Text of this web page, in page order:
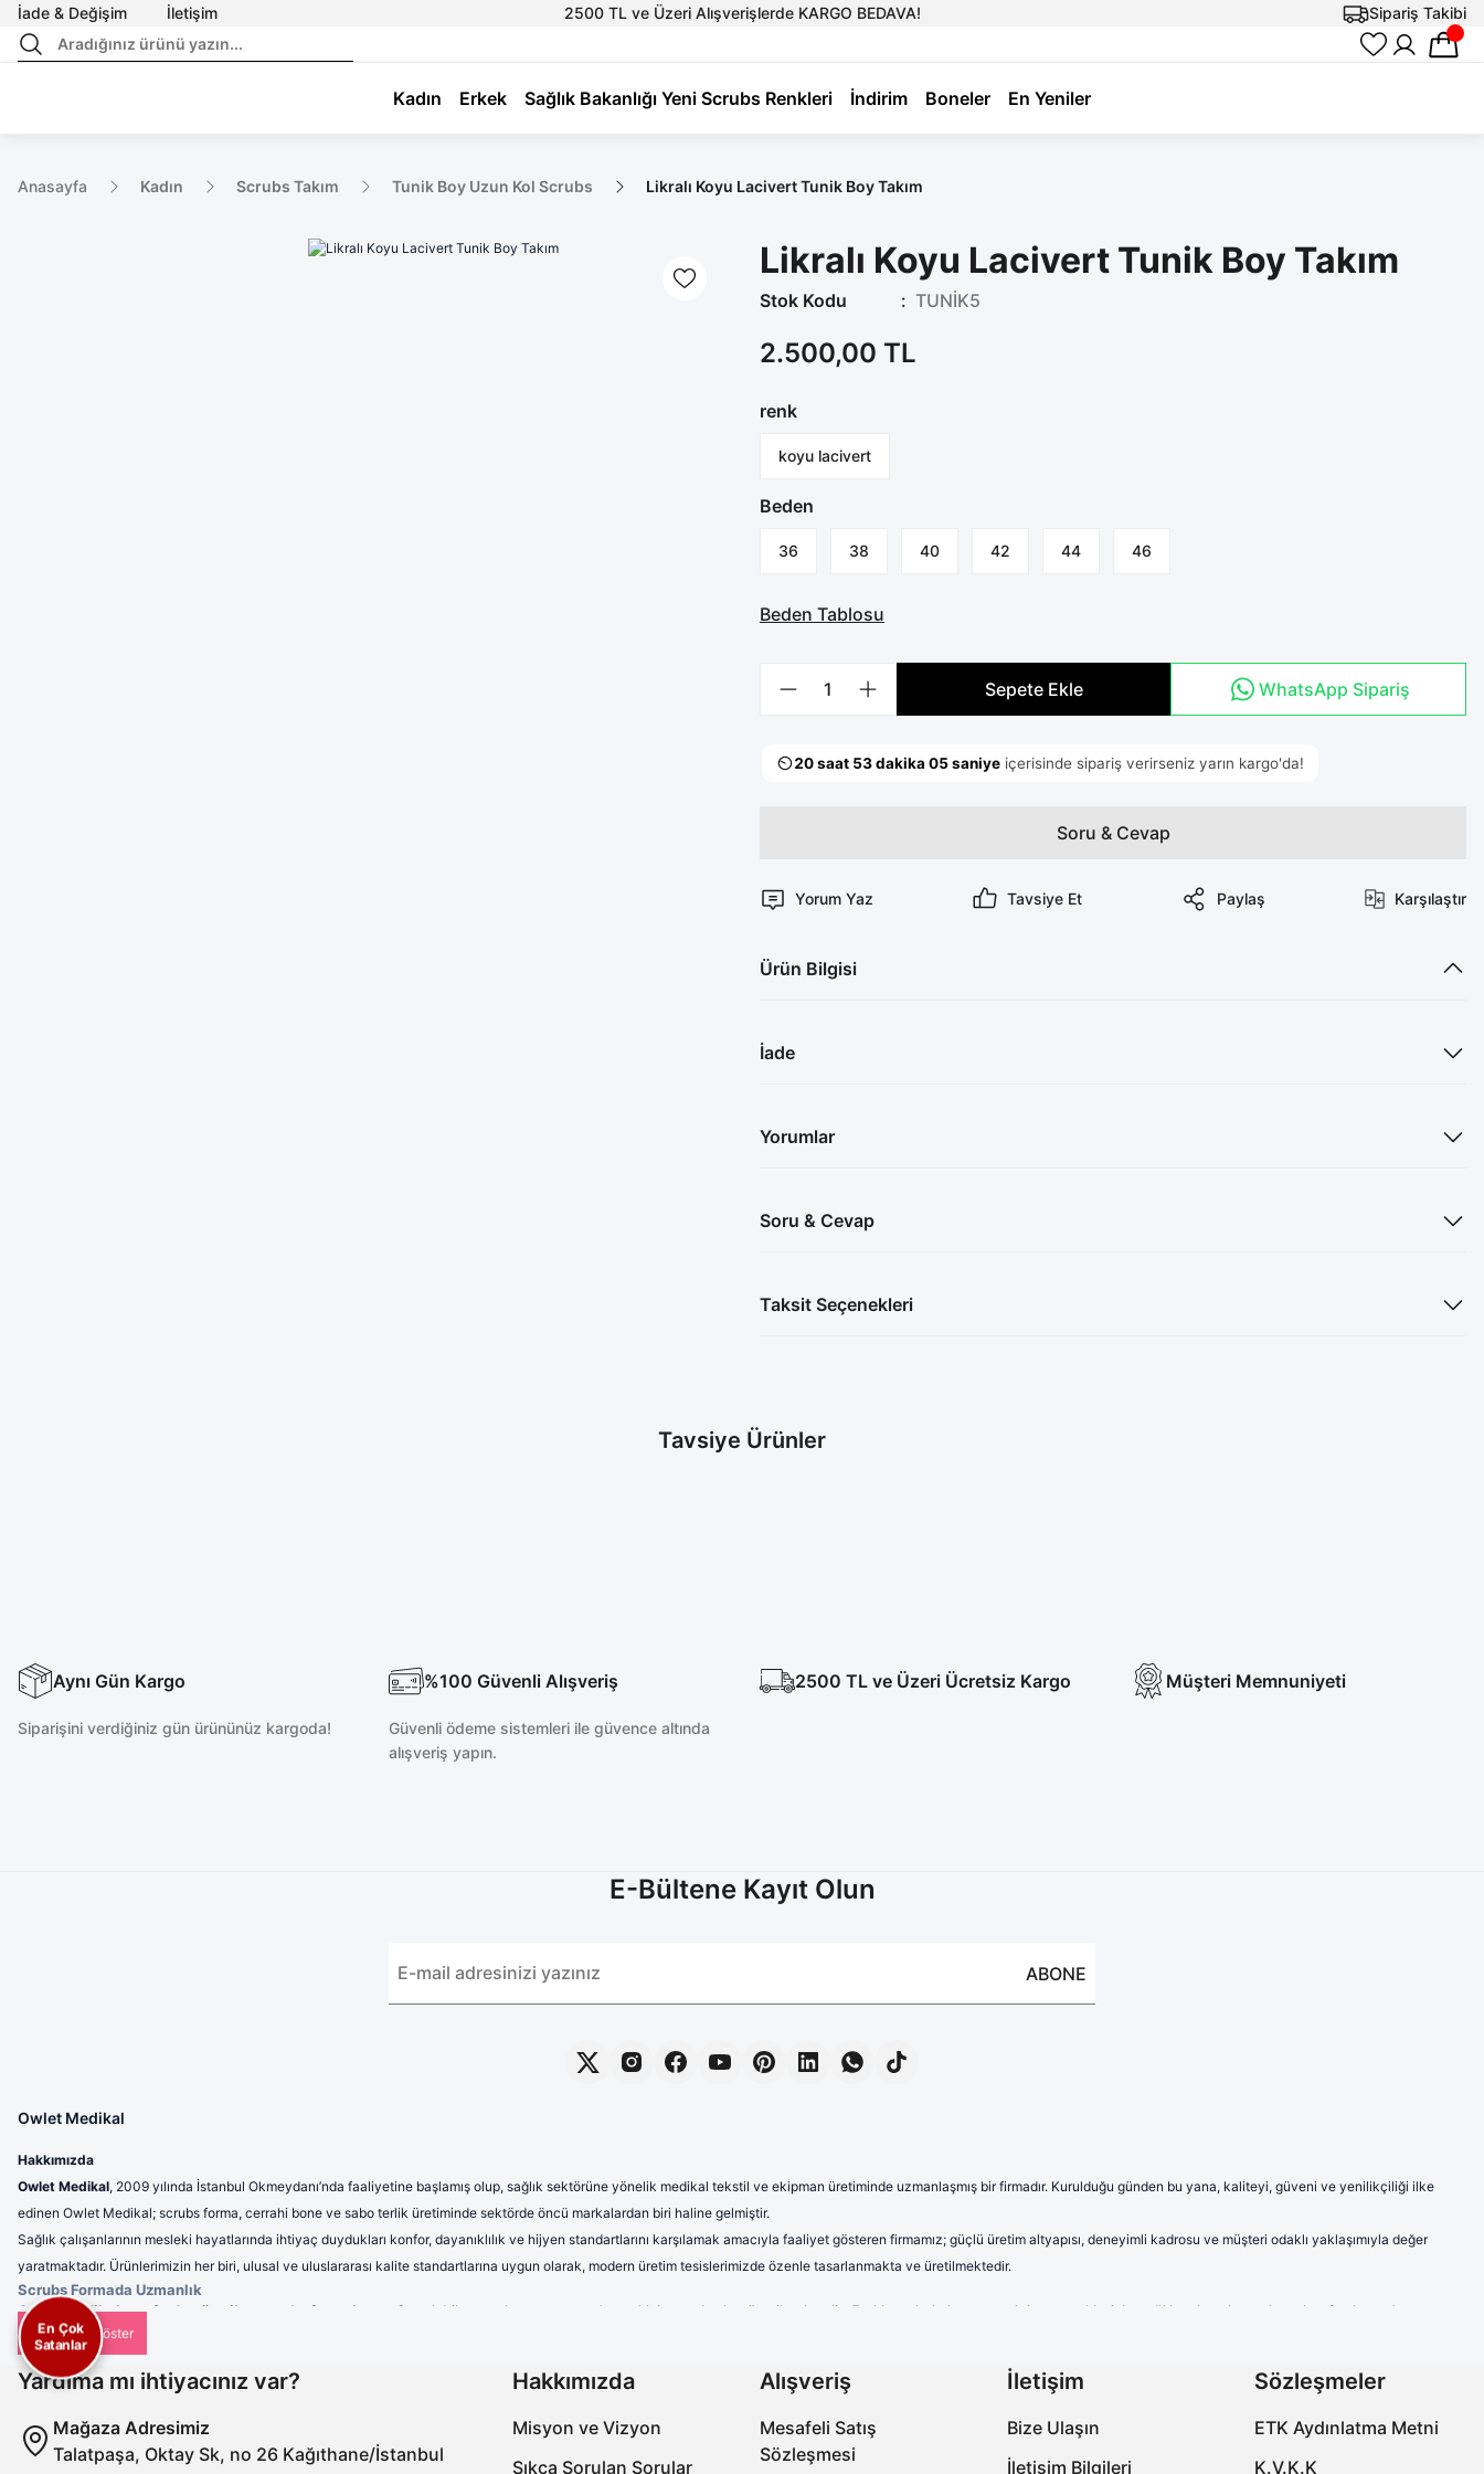
İade & Değişim İletişim 2500 TL ve Üzeri Alışverişlerde KARGO BEDAVA! Sipariş Takibi
Kadın Erkek Sağlık Bakanlığı Yeni Scrubs Renkleri İndirim Boneler En Yeniler
Anasayfa Kadın Scrubs Takım Tunik Boy Uzun Kol Scrubs Likralı Koyu Lacivert Tunik Boy Takım
Likralı Koyu Lacivert Tunik Boy Takım
Stok Kodu TUNİK5
2.500,00 TL
renk
koyu lacivert
Beden
36 38 40 42 44 46
Beden Tablosu
Sepete Ekle WhatsApp Sipariş
Soru & Cevap
Yorum Yaz Tavsiye Et Paylaş Karşılaştır
Ürün Bilgisi
İade
Yorumlar
Soru & Cevap
Taksit Seçenekleri
Tavsiye Ürünler
Yeni
Likralı Koyu Lacivert Polo Yaka Takım
Aynı Gün Kargo
Siparişini verdiğiniz gün ürününüz kargoda!
%100 Güvenli Alışveriş
Güvenli ödeme sistemleri ile güvence altında
alışveriş yapın.
2500 TL ve Üzeri Ücretsiz Kargo Müşteri Memnuniyeti
E-Bültene Kayıt Olun
ABONE
Owlet Medikal
Hakkımızda
Owlet Medikal, 2009 yılında İstanbul Okmeydanı’nda faaliyetine başlamış olup, sağlık sektörüne yönelik medikal tekstil ve ekipman üretiminde uzmanlaşmış bir firmadır. Kurulduğu günden bu yana, kaliteyi, güveni ve yenilikçiliği ilke
edinen Owlet Medikal; scrubs forma, cerrahi bone ve sabo terlik üretiminde sektörde öncü markalardan biri haline gelmiştir.
Sağlık çalışanlarının mesleki hayatlarında ihtiyaç duydukları konfor, dayanıklılık ve hijyen standartlarını karşılamak amacıyla faaliyet gösteren firmamız; güçlü üretim altyapısı, deneyimli kadrosu ve müşteri odaklı yaklaşımıyla değer
yaratmaktadır. Ürünlerimizin her biri, ulusal ve uluslararası kalite standartlarına uygun olarak, modern üretim tesislerimizde özenle tasarlanmakta ve üretilmektedir.
Scrubs Formada Uzmanlık
Owlet Medikal tarafından üretilen scrubs formalar
; nefes alabilen, terletmeyen ve dayanıklı kumaşlardan üretilmektedir. Farklı renk, kalıp ve model seçenekleriyle sağlık çalışanlarına hem konfor hem de
profesyonel bir görünüm sunulmaktadır. Ergonomik tasarımı sayesinde uzun saatler boyunca rahat kullanım sağlayan formalarımız, aynı zamanda modern ve şık çizgileriyle sektörde fark yaratmaktadır.
Cerrahi Bonelerde Hijyen ve Rahatlık
Hijyenin en kritik unsurlardan biri olduğu sağlık sektöründe, cerrahi bonelerimiz yüksek kalite standartları gözetilerek üretilmektedir. Nefes alabilen ve ter emici kumaşlardan imal edilen ürünlerimiz, uzun süreli
kullanımlarda dahi maksimum konfor sunar. Tek renk seçeneklerinin yanı sıra, farklı desen ve tasarımlarla çeşitlendirilen cerrahi boneler, sağlık çalışanlarının kişisel tercihlerine de hitap etmektedir.
Uzun saatler boyunca ayakta çalışan sağlık personeli için ürettiğimiz sabo terlikler, ergonomik tasarımları, ortopedik taban yapıları ve kaymaz özellikleriyle öne çıkmaktadır. Ayak sağlığını koruyan, yorgunluğu
azaltan ve dayanıklılığıyla uzun ömürlü kullanım sağlayan sabo terliklerimiz, işlevselliğin yanı sıra estetik açıdan da beklentileri karşılamaktadır.
Yardıma mı ihtiyacınız var?
Mağaza Adresimiz
Talatpaşa, Oktay Sk, no 26 Kağıthane/İstanbul
Hakkımızda
Misyon ve Vizyon
Sıkça Sorulan Sorular
Alışveriş
Mesafeli Satış
Sözleşmesi
İletişim
Bize Ulaşın
İletişim Bilgileri
Sözleşmeler
ETK Aydınlatma Metni
K.V.K.K
En Çok
Satanlar